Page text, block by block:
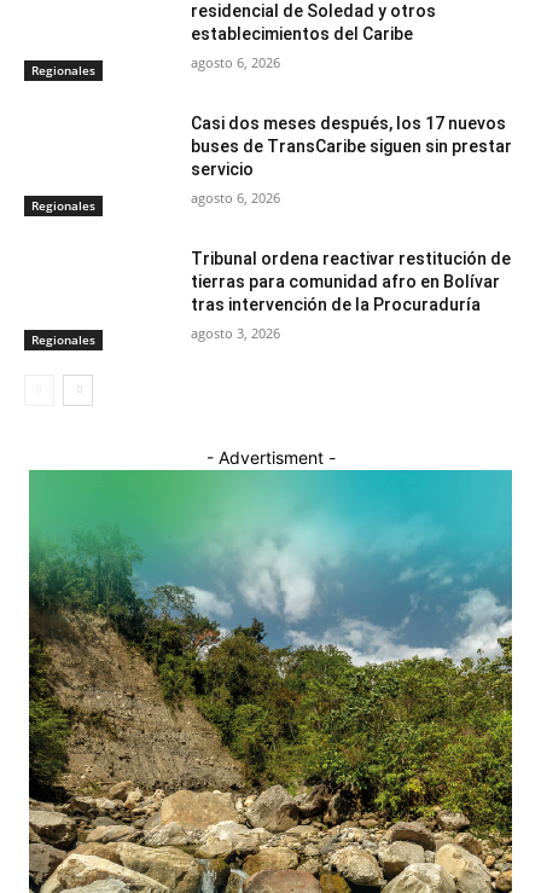
Regionales
residencial de Soledad y otros
establecimientos del Caribe
agosto 6, 2026
Regionales
Casi dos meses después, los 17 nuevos
buses de TransCaribe siguen sin prestar
servicio
agosto 6, 2026
Regionales
Tribunal ordena reactivar restitución de
tierras para comunidad afro en Bolívar
tras intervención de la Procuraduría
agosto 3, 2026
- Advertisment -